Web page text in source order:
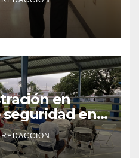
en
en
REDACCION